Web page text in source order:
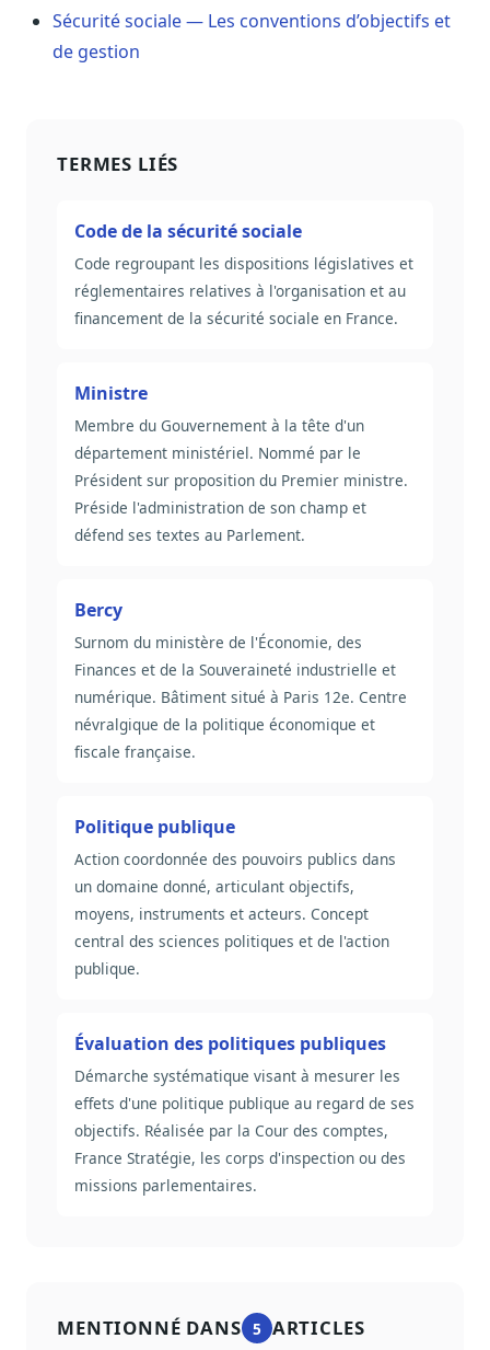
Sécurité sociale — Les conventions d’objectifs et
de gestion
TERMES LIÉS
Code de la sécurité sociale
Code regroupant les dispositions législatives et
réglementaires relatives à l'organisation et au
financement de la sécurité sociale en France.
Ministre
Membre du Gouvernement à la tête d'un
département ministériel. Nommé par le
Président sur proposition du Premier ministre.
Préside l'administration de son champ et
défend ses textes au Parlement.
Bercy
Surnom du ministère de l'Économie, des
Finances et de la Souveraineté industrielle et
numérique. Bâtiment situé à Paris 12e. Centre
névralgique de la politique économique et
fiscale française.
Politique publique
Action coordonnée des pouvoirs publics dans
un domaine donné, articulant objectifs,
moyens, instruments et acteurs. Concept
central des sciences politiques et de l'action
publique.
Évaluation des politiques publiques
Démarche systématique visant à mesurer les
effets d'une politique publique au regard de ses
objectifs. Réalisée par la Cour des comptes,
France Stratégie, les corps d'inspection ou des
missions parlementaires.
MENTIONNÉ DANS 5 ARTICLES